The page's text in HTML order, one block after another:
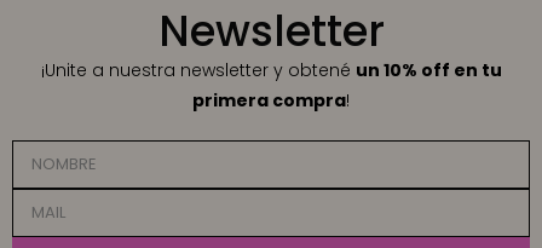
Newsletter
¡Unite a nuestra newsletter y obtené un 10% off en tu
primera compra!